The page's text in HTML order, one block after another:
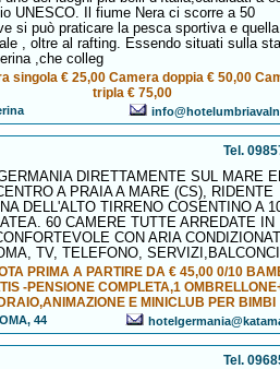
UNESCO. Il fiume Nera ci scorre a 50
si può praticare la pesca sportiva e quella
, oltre al rafting. Essendo situati sulla
,che colleg
singola € 25,00 Camera doppia € 50,00
tripla € 75,00
Tel.
DIRETTAMENTE SUL MARE
A PRAIA A MARE (CS), RIDENTE
DELL'ALTO TIRRENO COSENTINO A
60 CAMERE TUTTE ARREDATE IN
CON ARIA
TV, TELEFONO,
PRIMA A PARTIRE DA € 45,00 0/10
-PENSIONE COMPLETA,1
E MINICLUB PER BIMBI
44
Tel.